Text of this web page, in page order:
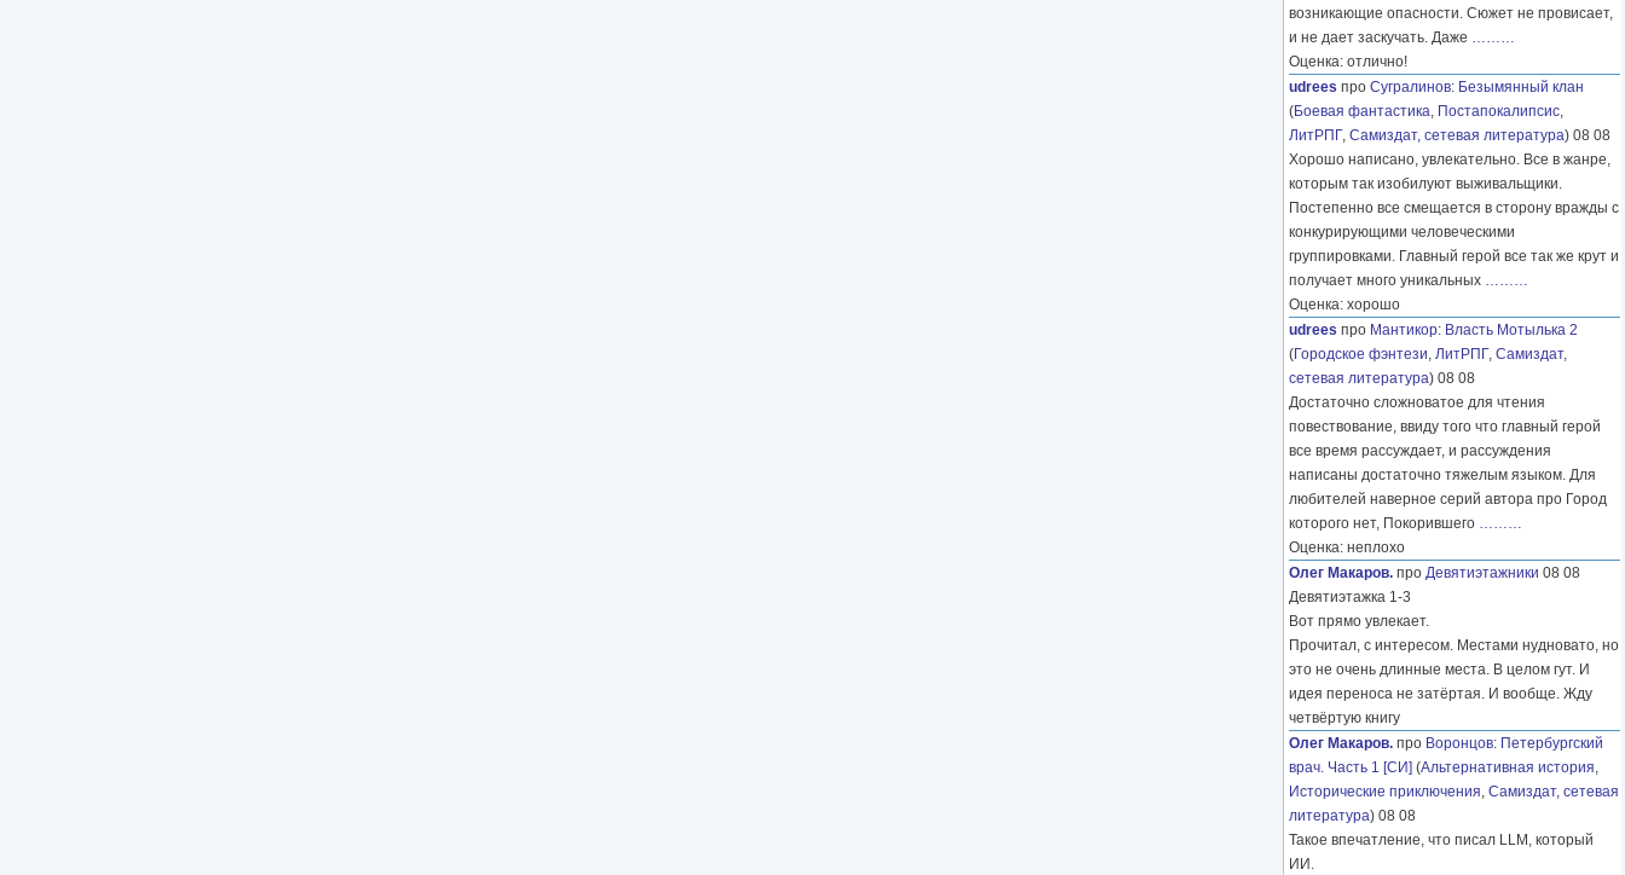
возникающие опасности. Сюжет не провисает,
и не дает заскучать. Даже ………
Оценка: отлично!
udrees про Сугралинов: Безымянный клан
(Боевая фантастика, Постапокалипсис,
ЛитРПГ, Самиздат, сетевая литература) 08 08
Хорошо написано, увлекательно. Все в жанре,
которым так изобилуют выживальщики.
Постепенно все смещается в сторону вражды с
конкурирующими человеческими
группировками. Главный герой все так же крут и
получает много уникальных ………
Оценка: хорошо
udrees про Мантикор: Власть Мотылька 2
(Городское фэнтези, ЛитРПГ, Самиздат,
сетевая литература) 08 08
Достаточно сложноватое для чтения
повествование, ввиду того что главный герой
все время рассуждает, и рассуждения
написаны достаточно тяжелым языком. Для
любителей наверное серий автора про Город
которого нет, Покорившего ………
Оценка: неплохо
Олег Макаров. про Девятиэтажники 08 08
Девятиэтажка 1-3
Вот прямо увлекает.
Прочитал, с интересом. Местами нудновато, но
это не очень длинные места. В целом гут. И
идея переноса не затёртая. И вообще. Жду
четвёртую книгу
Олег Макаров. про Воронцов: Петербургский
врач. Часть 1 [СИ] (Альтернативная история,
Исторические приключения, Самиздат, сетевая
литература) 08 08
Такое впечатление, что писал LLM, который
ИИ.